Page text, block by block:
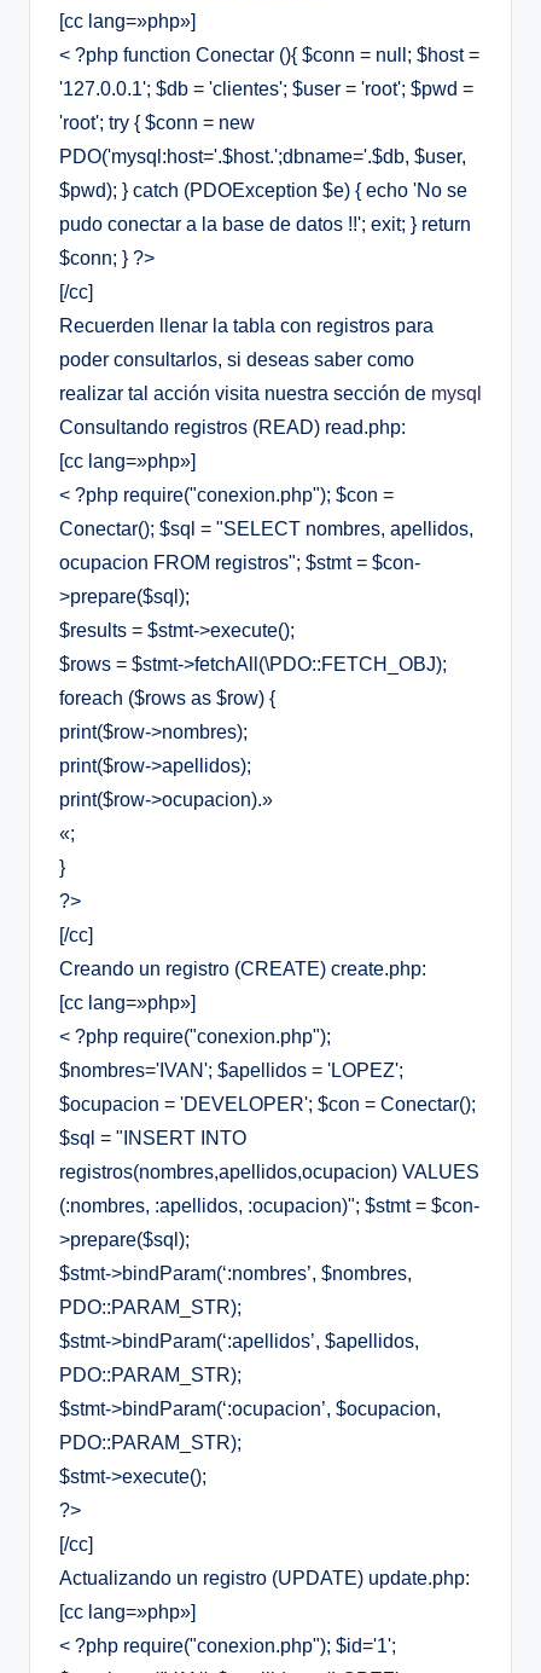
[cc lang=»php»]
< ?php function Conectar (){ $conn = null; $host =
'127.0.0.1'; $db = 'clientes'; $user = 'root'; $pwd =
'root'; try { $conn = new
PDO('mysql:host='.$host.';dbname='.$db, $user,
$pwd); } catch (PDOException $e) { echo 'No se
pudo conectar a la base de datos !!'; exit; } return
$conn; } ?>
[/cc]
Recuerden llenar la tabla con registros para
poder consultarlos, si deseas saber como
realizar tal acción visita nuestra sección de mysql
Consultando registros (READ) read.php:
[cc lang=»php»]
< ?php require("conexion.php"); $con =
Conectar(); $sql = "SELECT nombres, apellidos,
ocupacion FROM registros"; $stmt = $con-
>prepare($sql);
$results = $stmt->execute();
$rows = $stmt->fetchAll(\PDO::FETCH_OBJ);
foreach ($rows as $row) {
print($row->nombres);
print($row->apellidos);
print($row->ocupacion).»
«;
}
?>
[/cc]
Creando un registro (CREATE) create.php:
[cc lang=»php»]
< ?php require("conexion.php");
$nombres='IVAN'; $apellidos = 'LOPEZ';
$ocupacion = 'DEVELOPER'; $con = Conectar();
$sql = "INSERT INTO
registros(nombres,apellidos,ocupacion) VALUES
(:nombres, :apellidos, :ocupacion)"; $stmt = $con-
>prepare($sql);
$stmt->bindParam(‘:nombres’, $nombres,
PDO::PARAM_STR);
$stmt->bindParam(‘:apellidos’, $apellidos,
PDO::PARAM_STR);
$stmt->bindParam(‘:ocupacion’, $ocupacion,
PDO::PARAM_STR);
$stmt->execute();
?>
[/cc]
Actualizando un registro (UPDATE) update.php:
[cc lang=»php»]
< ?php require("conexion.php"); $id='1';